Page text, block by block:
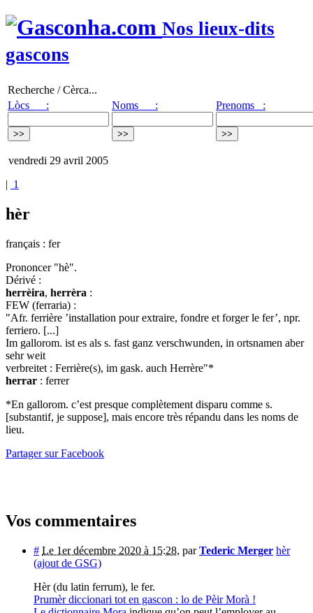
Nos lieux-dits
gascons
Recherche / Cèrca...
Lòcs :
Noms : Prenoms :
vendredi 29 avril 2005
| 1
hèr
français : fer
Prononcer "hè".
Dérivé :
herrèira, herrèra :
FEW (ferraria) :
"Afr. ferrière ’installation pour extraire, fondre et forger le fer’, npr.
ferriero. [...]
Im gallorom. ist es als s. fast ganz verschwunden, in ortsnamen aber
sehr weit
verbreitet : Ferrière(s), im gask. auch Herrère"*
herrar : ferrer
*En gallorom. c’est presque complètement disparu comme s.
[substantif, je suppose], mais encore très répandu dans les noms de
lieu.
Partager sur Facebook
Vos commentaires
# Le 1er décembre 2020 à 15:28, parTederic Merger hèr
(ajout de GSG)
Hèr (du latin ferrum), le fer.
Prumèr diccionari tot en gascon : lo de Pèir Morà !